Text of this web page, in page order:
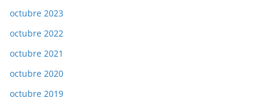
octubre 2023
octubre 2022
octubre 2021
octubre 2020
octubre 2019